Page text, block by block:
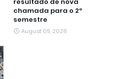
resultado de nova
chamada para o 2º
semestre
August 05, 2026